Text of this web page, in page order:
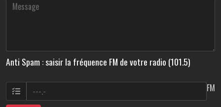
Anti Spam : saisir la fréquence FM de votre radio (101.5)
FM